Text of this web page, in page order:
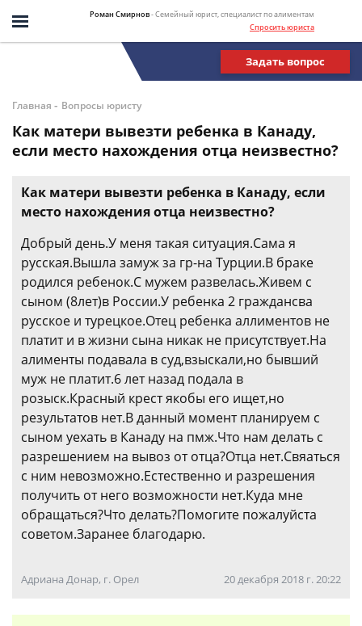
Роман Смирнов- Семейный юрист, специалист по алиментам
Спросить юриста
Задать вопрос
Главная - Вопросы юристу
Как матери вывезти ребенка в Канаду,
если место нахождения отца неизвестно?
Как матери вывезти ребенка в Канаду, если
место нахождения отца неизвестно?
Добрый день.У меня такая ситуация.Сама я
русская.Вышла замуж за гр-на Турции.В браке
родился ребенок.С мужем развелась.Живем с
сыном (8лет)в России.У ребенка 2 граждансва
русское и турецкое.Отец ребенка аллиментов не
платит и в жизни сына никак не присутствует.На
алименты подавала в суд,взыскали,но бывший
муж не платит.6 лет назад подала в
розыск.Красный крест якобы его ищет,но
результатов нет.В данный момент планируем с
сыном уехать в Канаду на пмж.Что нам делать с
разрешением на вывоз от отца?Отца нет.Свяаться
с ним невозможно.Естественно и разрешения
получить от него возможности нет.Куда мне
обращаться?Что делать?Помогите пожалуйста
советом.Заранее благодарю.
Адриана Донар, г. Орел 20 декабря 2018 г. 20:22